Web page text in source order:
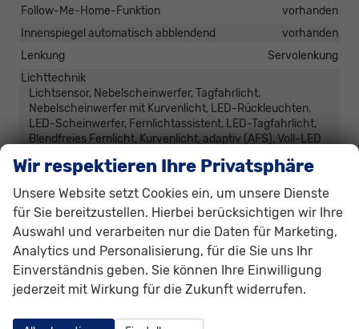
Follow-Me-Home-Funktion
vorhanden
Innenspiegel automatisch abblendend
vorhanden
Lenkung
Servolenkung
Lichttechnik
Lichtsensor, Nebelscheinwerfer, Tagfahrlicht,
Nebelscheinwerfer mit Kurvenlicht, LED-Rückleuchten,
LED-Scheinwerfer, Fernlichtassistent, LED-Tagfahrlicht,
Blendfreies Fernlicht, Kurvenlicht, adaptiv (AFS), Voll-LED
Pannenhilfe
Notrad
Start/Stop-Automatik
vorhanden
Zentralverriegelung
Zentralverriegelung, Zentralverriegelung mit
Funkfernbedienung, Schlüssellose Zentralverriegelung
(Keyless Go)
Wir respektieren Ihre Privatsphäre
Unsere Website setzt Cookies ein, um unsere Dienste
für Sie bereitzustellen. Hierbei berücksichtigen wir Ihre
Auswahl und verarbeiten nur die Daten für Marketing,
Analytics und Personalisierung, für die Sie uns Ihr
Einverständnis geben. Sie können Ihre Einwilligung
jederzeit mit Wirkung für die Zukunft widerrufen.